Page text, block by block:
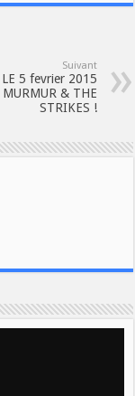
Suivant
LE 5 fevrier 2015
& THE
STRIKES !